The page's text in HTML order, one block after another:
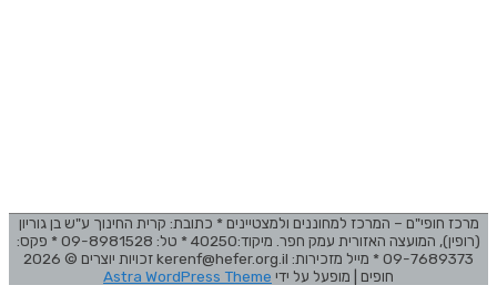
מרכז חופי"ם – המרכז למחוננים ולמצטיינים * כתובת: קרית החינוך ע"ש בן גוריון
(רופין), המועצה האזורית עמק חפר. מיקוד:40250 * טל: 09-8981528 * פקס:
09-7689373 * מייל מזכירות: kerenf@hefer.org.il זכויות יוצרים © 2026
חופים | מופעל על ידי Astra WordPress Theme